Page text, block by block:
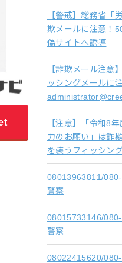
【警戒】総務省「
欺メールに注意！
偽サイトへ誘導
【詐欺メール注意
ッシングメールに
【注意】「令和8
力のお願い」は詐
を装うフィッシン
08013963811/
警察
08015733146/
警察
08022415620/